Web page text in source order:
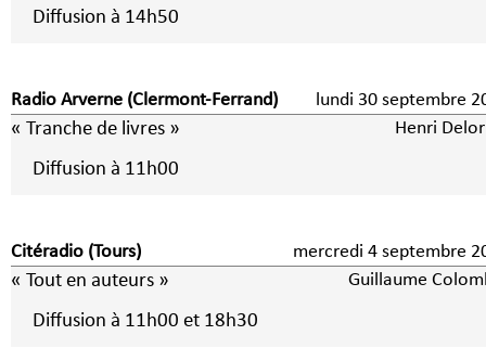
Diffusion à 14h50
Radio Arverne (Clermont-Ferrand) lundi 30 septembre
« Tranche de livres » Henri
Diffusion à 11h00
Citéradio (Tours) mercredi 4 septembre
« Tout en auteurs » Guillaume
Diffusion à 11h00 et 18h30